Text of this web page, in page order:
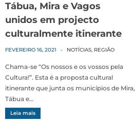
Tábua, Mira e Vagos
unidos em projecto
culturalmente itinerante
FEVEREIRO 16, 2021 - NOTÍCIAS, REGIÃO
Chama-se “Os nossos e os vossos pela
Cultura!”. Esta é a proposta cultural
itinerante que junta os municípios de Mira,
Tábua e…
Leia mais